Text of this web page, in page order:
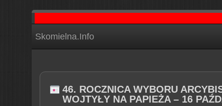
Skomielna.Info
46. ROCZNICA WYBORU
WOJTYŁY NA PAPIEŻA – 16